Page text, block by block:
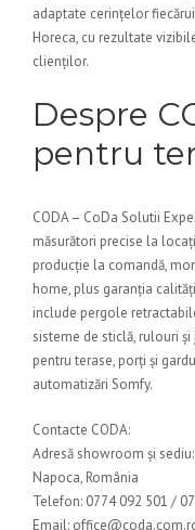
adaptate cerințelor
Horeca, cu rezultate
clienților.
Despre
pentru
CODA – CoDa Solutii
măsurători precise la
producție la comandă,
home, plus garanția
include pergole
sisteme de sticlă, rulouri
pentru terase, porți și
automatizări Somfy.
Contacte CODA:
Adresă showroom și
Napoca, România
Telefon: 0774 092 501 /
Email: